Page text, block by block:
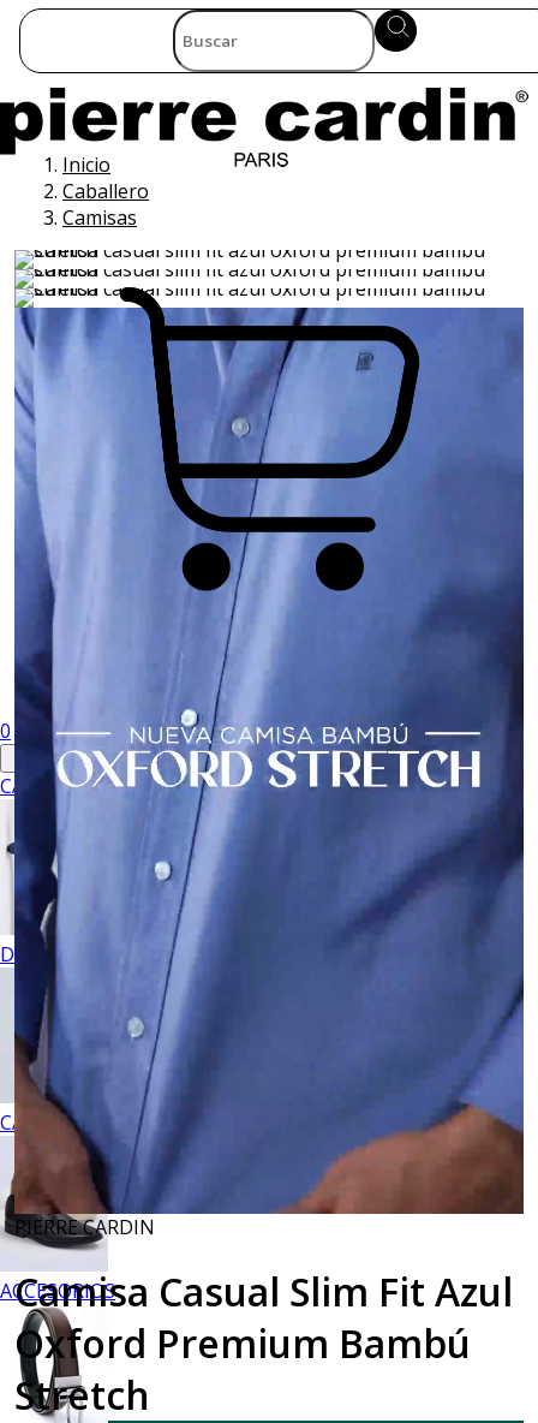
0
CABALLERO
DAMA
CALZADO
ACCESORIOS
Inicio
Caballero
Camisas
PIERRE CARDIN
Camisa Casual Slim Fit Azul
Oxford Premium Bambú
Stretch